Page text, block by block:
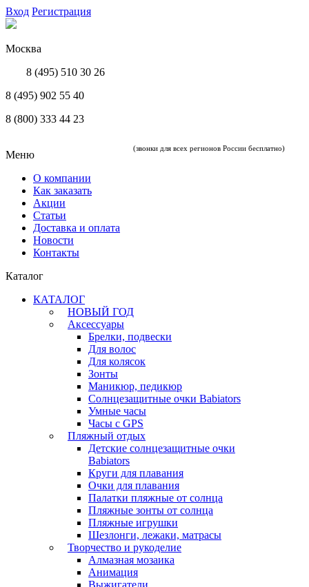
Вход Регистрация
Москва
8 (495) 510 30 26
8 (495) 902 55 40
8 (800) 333 44 23
(звонки для всех регионов России бесплатно)
Меню
О компании
Как заказать
Акции
Статьи
Доставка и оплата
Новости
Контакты
Каталог
КАТАЛОГ
НОВЫЙ ГОД
Аксессуары
Брелки, подвески
Для волос
Для колясок
Зонты
Маникюр, педикюр
Солнцезащитные очки Babiators
Умные часы
Часы с GPS
Пляжный отдых
Детские солнцезащитные очки
Babiators
Круги для плавания
Очки для плавания
Палатки пляжные от солнца
Пляжные зонты от солнца
Пляжные игрушки
Шезлонги, лежаки, матрасы
Творчество и рукоделие
Алмазная мозаика
Анимация
Выжигатели